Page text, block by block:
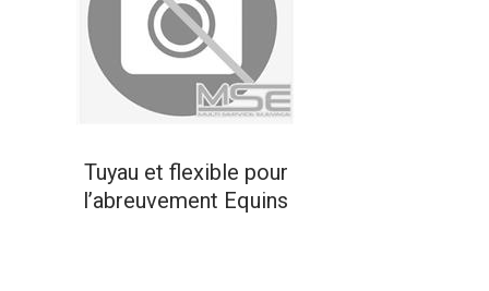
Tuyau et flexible pour
l’abreuvement Equins